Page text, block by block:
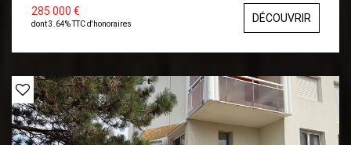
donnant sur balcon (vue mer), deux chambres donnant
sur loggia avec vue sur la plage de Foncillon, salle d'eau et
wc. Chauffage central. Cave privative. Emplacement
privilégié, centre-ville, commerces et plage à pied.
285 000 €
dont 3.64% TTC d'honoraires DÉCOUVRIR